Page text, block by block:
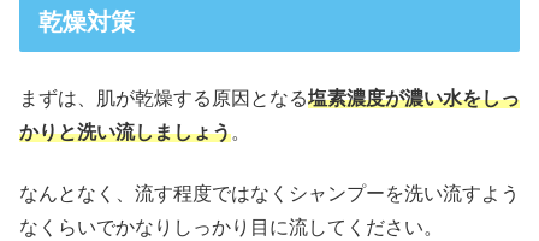
乾燥対策
まずは、肌が乾燥する原因となる塩素濃度が濃い水をしっ
かりと洗い流しましょう。
なんとなく、流す程度ではなくシャンプーを洗い流すよう
なくらいでかなりしっかり目に流してください。